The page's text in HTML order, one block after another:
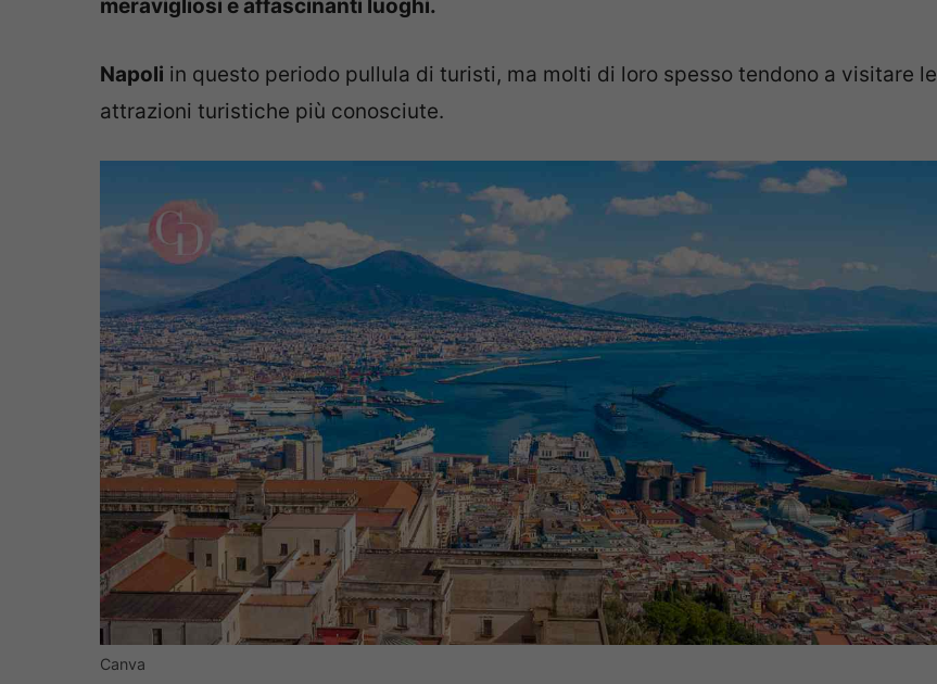
meravigliosi e affascinanti luoghi.
Napoli in questo periodo pullula di turisti, ma molti di loro spesso tendono a visitare le
attrazioni turistiche più conosciute.
Canva